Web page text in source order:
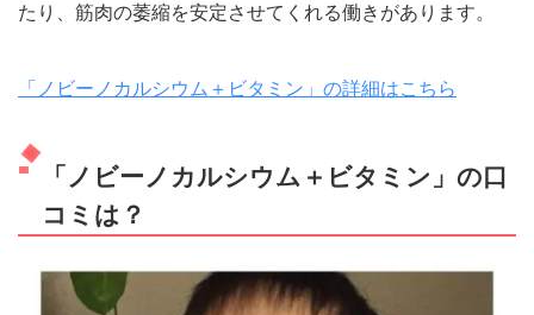
たり、筋肉の萎縮を安定させてくれる働きがあります。
「ノビーノカルシウム＋ビタミン」の詳細はこちら
「ノビーノカルシウム＋ビタミン」の口
コミは？